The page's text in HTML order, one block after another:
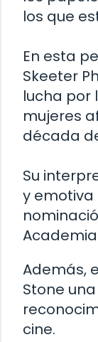
los que
En esta
Skeeter
lucha por
mujeres
década
Su
y emotiva
Además,
Stone
cine.